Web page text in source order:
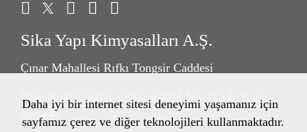
Sika Yapı Kimyasalları A.Ş.
Çınar Mahallesi Rıfkı Tongsir Caddesi
Nida Kule Küçükyalı Sitesi A04 No: 115 İç Kapı
No: 141
Daha iyi bir internet sitesi deneyimi yaşamanız için
sayfamız çerez ve diğer teknolojileri kullanmaktadır.